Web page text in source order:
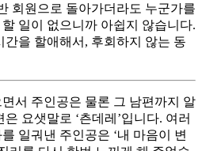
회원으로 돌아가더라도 누군가를
일이 없으니까 아쉽지 않습니다.
을 할애해서, 후회하지 않는 동
서 주인공은 물론 그 남편까지 알
요샛말로 ‘츤데레’입니다. 여러
일궈낸 주인공은 ‘내 마음이 변